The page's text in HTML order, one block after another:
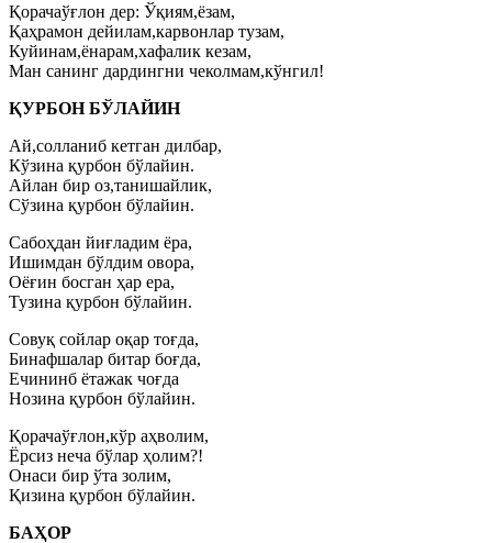
Қорачаўғлон дер: Ўқиям,ёзам,
Қаҳрамон дейилам,карвонлар тузам,
Куйинам,ёнарам,хафалик кезам,
Ман санинг дардингни чеколмам,кўнгил!
ҚУРБОН БЎЛАЙИН
Ай,солланиб кетган дилбар,
Кўзина қурбон бўлайин.
Айлан бир оз,танишайлик,
Сўзина қурбон бўлайин.
Сабоҳдан йиғладим ёра,
Ишимдан бўлдим овора,
Оёғин босган ҳар ера,
Тузина қурбон бўлайин.
Совуқ сойлар оқар тоғда,
Бинафшалар битар боғда,
Ечининб ётажак чоғда
Нозина қурбон бўлайин.
Қорачаўғлон,кўр аҳволим,
Ёрсиз неча бўлар ҳолим?!
Онаси бир ўта золим,
Қизина қурбон бўлайин.
БАҲОР